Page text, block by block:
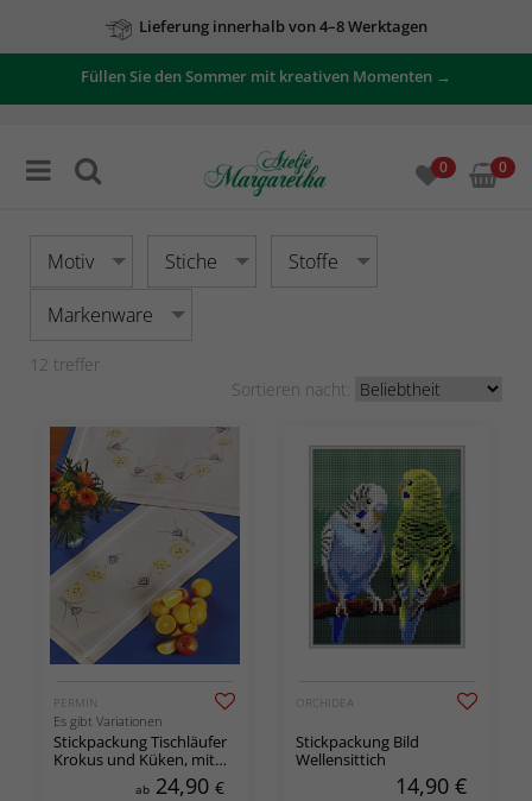
Zu unseren Angeboten
Füllen Sie den Sommer mit kreativen Momenten →
0 0
Motiv Stiche Stoffe
Markenware
12 treffer
Sortieren nacht:
PERMIN
Es gibt Variationen
Stickpackung Tischläufer
Krokus und Küken, mit
oder ohne Garn
ab 24,90 €
ORCHIDEA
Stickpackung Bild
Wellensittich
14,90 €